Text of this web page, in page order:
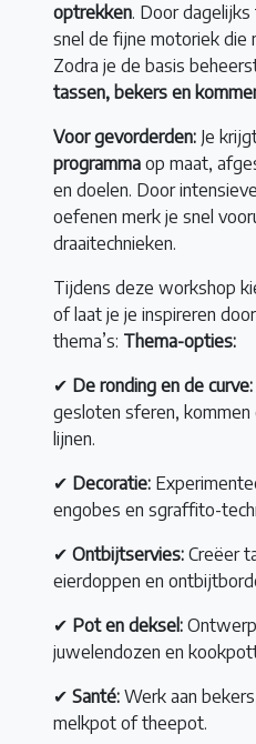
optrekken. Door
snel de fijne motoriek die
Zodra je de basis
tassen, bekers en
Voor gevorderden: Je
programma op maat,
en doelen. Door
oefenen merk je snel
draaitechnieken.
Tijdens deze workshop
of laat je je inspireren
thema’s: Thema-opties:
✔ De ronding en de curve:
gesloten sferen, kommen
lijnen.
✔ Decoratie:
engobes en sgraffito-
✔ Ontbijtservies: Creëer
eierdoppen en
✔ Pot en deksel:
juwelendozen en
✔ Santé: Werk aan
melkpot of theepot.